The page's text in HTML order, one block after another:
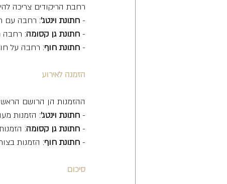
רחבת הריקודים צריכה
- חתונת וינטג': רחבה עם
- חתונת גן קסומה: רחבה
- חתונת חוף: רחבה על
הזמנה לאירוע
ההזמנות הן הרושם
- חתונת וינטג': הזמנות
- חתונת גן קסומה:
- חתונת חוף: הזמנות
סיכום